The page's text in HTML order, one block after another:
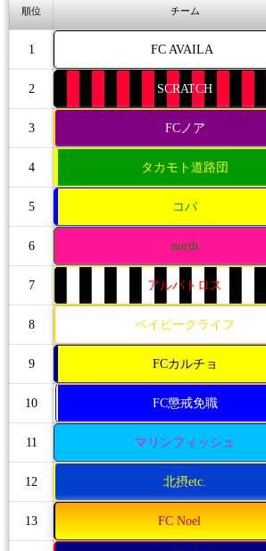
順位 チーム
1 FC AVAILA
2 SCRATCH
3 FCノア
4 タカモト道路団
5 コパ
6 north
7 アルバトロス
8 ベイビークライフ
9 FCカルチョ
10 FC懲戒免職
11 マリンフィッシュ
12 北摂etc.
13 FC Noel